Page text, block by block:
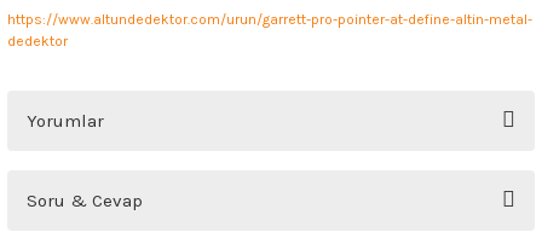
https://www.altundedektor.com/urun/garrett-pro-pointer-at-define-altin-metal-
dedektor
Yorumlar
Soru & Cevap